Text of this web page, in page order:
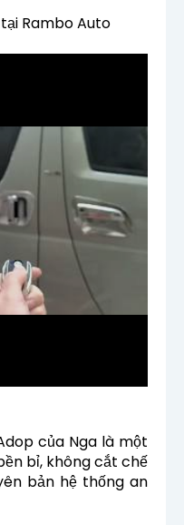
Rambo Auto
của Nga là một
bỉ, không cắt chế
bản hệ thống an